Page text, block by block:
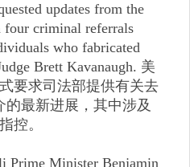
updates from the
four criminal referrals
who fabricated
Brett Kavanaugh. 美
要求司法部提供有关去
最新进展，其中涉及
控。
Prime Minister Benjamin